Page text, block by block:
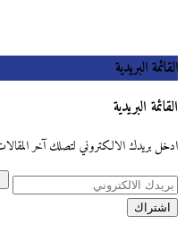
القائمة البريدية
القائمة البريدية
ادخل بريدك الالكتروني لتصلك آخر المقالات